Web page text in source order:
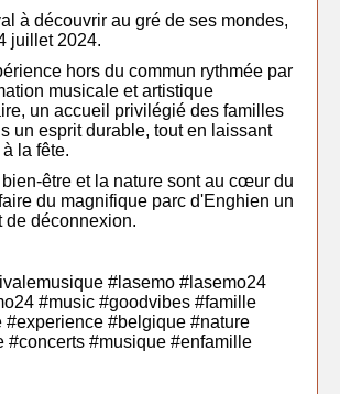
à découvrir au gré de ses mondes,
juillet 2024.
hors du commun rythmée par
musicale et artistique
, un accueil privilégié des familles
un esprit durable, tout en laissant
la fête.
être et la nature sont au cœur du
du magnifique parc d'Enghien un
de déconnexion.
#lasemo #lasemo24
#music #goodvibes #famille
#experience #belgique #nature
#concerts #musique #enfamille